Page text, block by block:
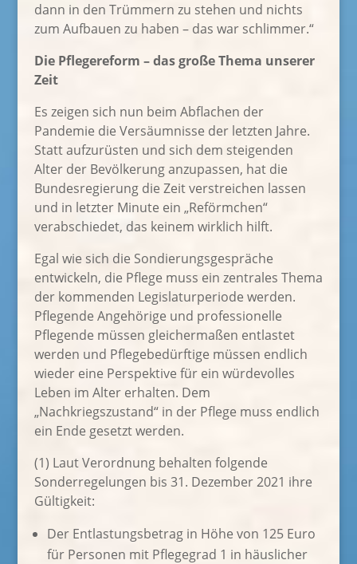
dann in den Trümmern zu stehen und nichts
zum Aufbauen zu haben – das war schlimmer.“
Die Pflegereform – das große Thema unserer
Zeit
Es zeigen sich nun beim Abflachen der
Pandemie die Versäumnisse der letzten Jahre.
Statt aufzurüsten und sich dem steigenden
Alter der Bevölkerung anzupassen, hat die
Bundesregierung die Zeit verstreichen lassen
und in letzter Minute ein „Reförmchen“
verabschiedet, das keinem wirklich hilft.
Egal wie sich die Sondierungsgespräche
entwickeln, die Pflege muss ein zentrales Thema
der kommenden Legislaturperiode werden.
Pflegende Angehörige und professionelle
Pflegende müssen gleichermaßen entlastet
werden und Pflegebedürftige müssen endlich
wieder eine Perspektive für ein würdevolles
Leben im Alter erhalten. Dem
„Nachkriegszustand“ in der Pflege muss endlich
ein Ende gesetzt werden.
(1) Laut Verordnung behalten folgende
Sonderregelungen bis 31. Dezember 2021 ihre
Gültigkeit:
Der Entlastungsbetrag in Höhe von 125 Euro
für Personen mit Pflegegrad 1 in häuslicher